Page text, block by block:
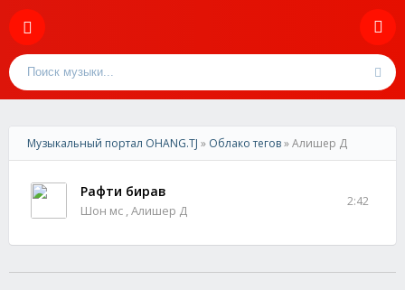
Музыкальный портал OHANG.TJ » Облако тегов» Алишер Д
Рафти бирав
Шон мс , Алишер Д
2:42